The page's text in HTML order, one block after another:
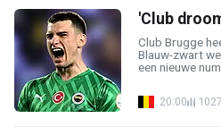
'Club
Club Brugge
Blauw-zwart
een nieuwe
20:00